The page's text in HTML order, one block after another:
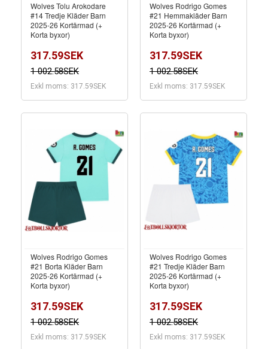
Wolves Tolu Arokodare
#14 Tredje Kläder Barn
2025-26 Kortärmad (+
Korta byxor)
317.59SEK
1 002.58SEK
Exkl moms: 317.59SEK
Wolves Rodrigo Gomes
#21 Hemmakläder Barn
2025-26 Kortärmad (+
Korta byxor)
317.59SEK
1 002.58SEK
Exkl moms: 317.59SEK
Wolves Rodrigo Gomes
#21 Borta Kläder Barn
2025-26 Kortärmad (+
Korta byxor)
317.59SEK
1 002.58SEK
Exkl moms: 317.59SEK
Wolves Rodrigo Gomes
#21 Tredje Kläder Barn
2025-26 Kortärmad (+
Korta byxor)
317.59SEK
1 002.58SEK
Exkl moms: 317.59SEK